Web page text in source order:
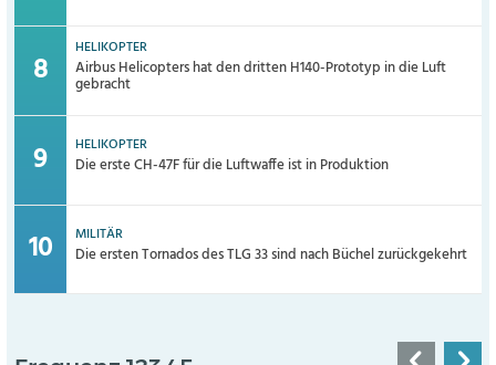
HELIKOPTER
Airbus Helicopters hat den dritten H140-Prototyp in die Luft
gebracht
HELIKOPTER
Die erste CH-47F für die Luftwaffe ist in Produktion
MILITÄR
Die ersten Tornados des TLG 33 sind nach Büchel zurückgekehrt